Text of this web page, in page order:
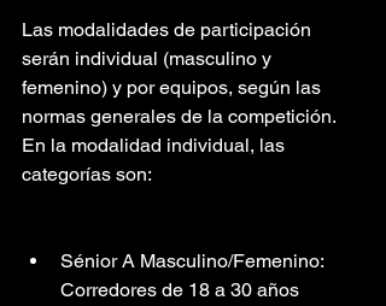
Las modalidades de participación
serán individual (masculino y
femenino) y por equipos, según las
normas generales de la competición.
En la modalidad individual, las
categorías son:
Sénior A Masculino/Femenino:
Corredores de 18 a 30 años